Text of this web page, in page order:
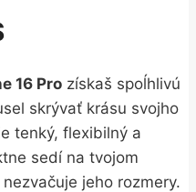
16 Pro získaš spoĺhlivú
skrývať krásu svojho
tenký, flexibilný a
sedí na tvojom
jeho rozmery.